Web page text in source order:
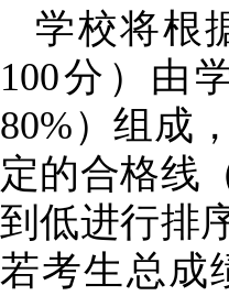
学校将根
100分）由
80%）组成
定的合格线
到低进行排
若考生总成